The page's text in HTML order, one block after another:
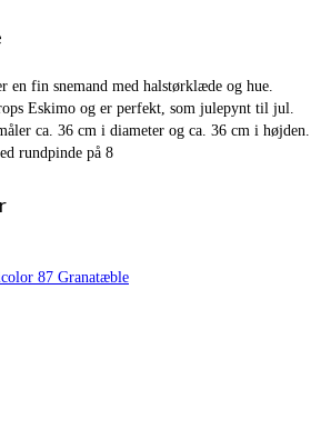
en fin snemand med halstørklæde og hue.
Eskimo og er perfekt, som julepynt til jul.
ca. 36 cm i diameter og ca. 36 cm i højden.
rundpinde på 8